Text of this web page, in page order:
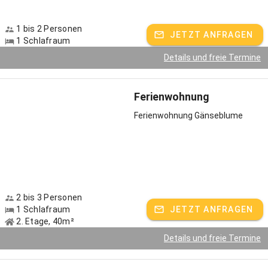
Urlaub in den Bergen – für unsere Feriengäste die schönste Art,
vom Alltag abzuschalten. Wir setzen gerne noch eins drauf: denn
für uns als Pferdezuchtbetrieb gibt es nichts Schöneres, als
Pferden, das sind acht Süddeutsche Kaltblüter, zwei Haflinger, ein
Quarter Horse, drei Ponys und unser lustiger Esel Horst setzt sich
unsere starke Herde zusammen. Regelmäßig bieten wir Ausritte,
beispielsweise zur nahen Isar an. Wir waten mit Ross und Reiter
aus. Was unsere reitbegeisterten Feriengäste jedoch am meisten
lieben, sind unsere Tagesausritte: beispielsweise über den
Hochseilgarten zum Jägersteig ins Längental hinein. Nach einer
guten bayerischen Brotzeit auf der Längentalalm geht es über
Schlegeldorf zurück zum Hof. Ein unvergessliches Erlebnis!
1 bis 2 Personen
1 Schlafraum
JETZT ANFRAGEN
Details und freie Termine
Ferienwohnung
Ferienwohnung Gänseblume
2 bis 3 Personen
1 Schlafraum
2. Etage, 40m²
JETZT ANFRAGEN
Details und freie Termine